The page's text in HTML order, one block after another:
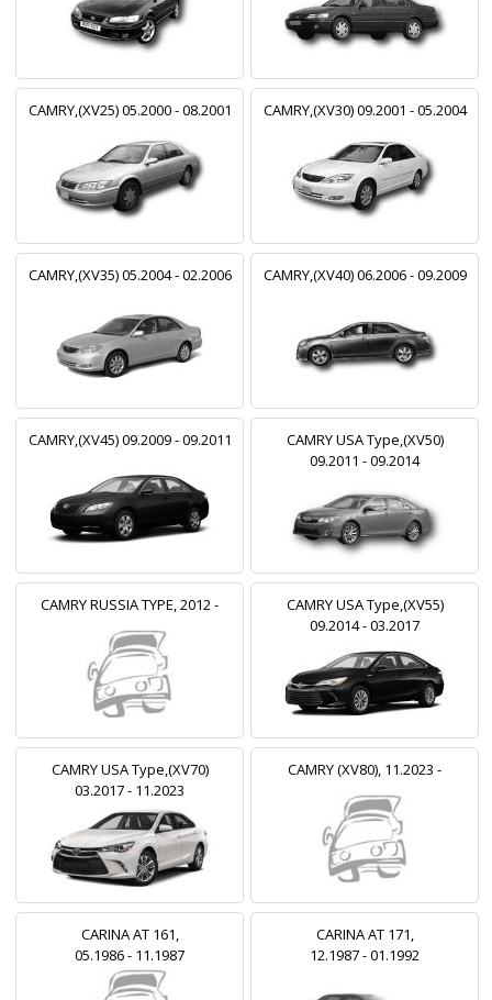
CAMRY,(XV25) 05.2000 - 08.2001 CAMRY,(XV30) 09.2001 - 05.2004
CAMRY,(XV35) 05.2004 - 02.2006 CAMRY,(XV40) 06.2006 - 09.2009
CAMRY,(XV45) 09.2009 - 09.2011
CAMRY USA Type,(XV50)
09.2011 - 09.2014
CAMRY RUSSIA TYPE, 2012 -
CAMRY USA Type,(XV55)
09.2014 - 03.2017
CAMRY USA Type,(XV70)
03.2017 - 11.2023
CAMRY (XV80), 11.2023 -
CARINA AT 161,
05.1986 - 11.1987
CARINA AT 171,
12.1987 - 01.1992